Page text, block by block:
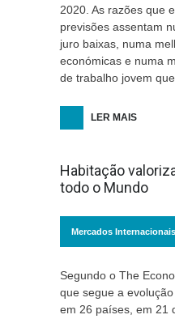
2020. As razões que
previsões assentam
juro baixas, numa
económicas e numa
de trabalho jovem que
LER MAIS
Habitação
todo o Mundo
Mercados Internacionais
Segundo o The
que segue a
em 26 países, em 21